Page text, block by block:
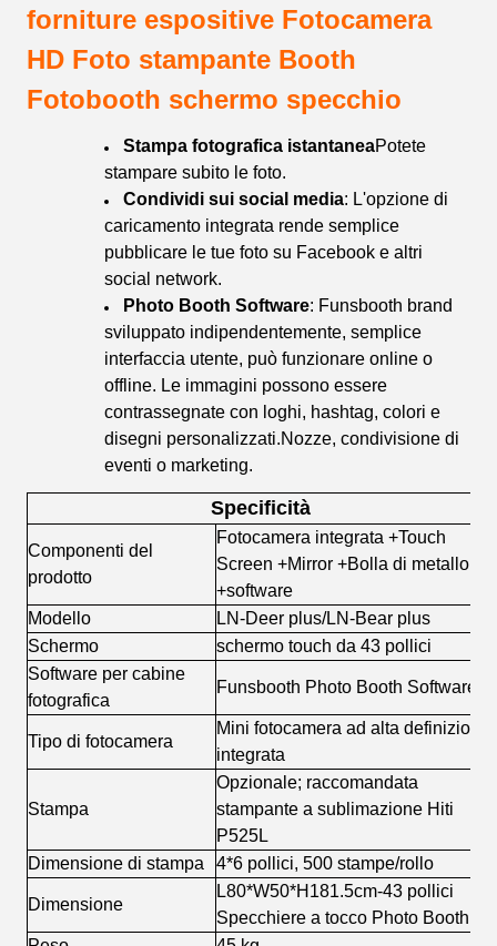
forniture espositive Fotocamera
HD Foto stampante Booth
Fotobooth schermo specchio
Stampa fotografica istantaneaPotete
stampare subito le foto.
Condividi sui social media: L'opzione di
caricamento integrata rende semplice
pubblicare le tue foto su Facebook e altri
social network.
Photo Booth Software: Funsbooth brand
sviluppato indipendentemente, semplice
interfaccia utente, può funzionare online o
offline. Le immagini possono essere
contrassegnate con loghi, hashtag, colori e
disegni personalizzati.Nozze, condivisione di
eventi o marketing.
Specificità
Componenti del
prodotto
Fotocamera integrata +Touch
Screen +Mirror +Bolla di metallo
+software
Modello
LN-Deer plus/LN-Bear plus
Schermo
schermo touch da 43 pollici
Software per cabine
fotografica
Funsbooth Photo Booth Software
Tipo di fotocamera
Mini fotocamera ad alta definizione
integrata
Stampa
Opzionale; raccomandata
stampante a sublimazione Hiti
P525L
Dimensione di stampa
4*6 pollici, 500 stampe/rollo
Dimensione
L80*W50*H181.5cm-43 pollici
Specchiere a tocco Photo Booth